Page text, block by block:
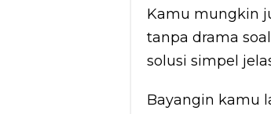
Kamu mungkin
tanpa drama
solusi simpel
Bayangin kamu